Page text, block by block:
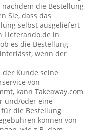
die Bestellung
Sie, dass das
selbst ausgeliefert
Lieferando.de in
es die Bestellung
wenn der
der Kunde seine
von
kann Takeaway.com
und/oder eine
die Bestellung
können von